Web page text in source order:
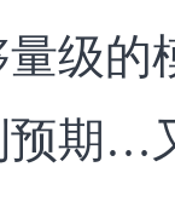
级的
预期…